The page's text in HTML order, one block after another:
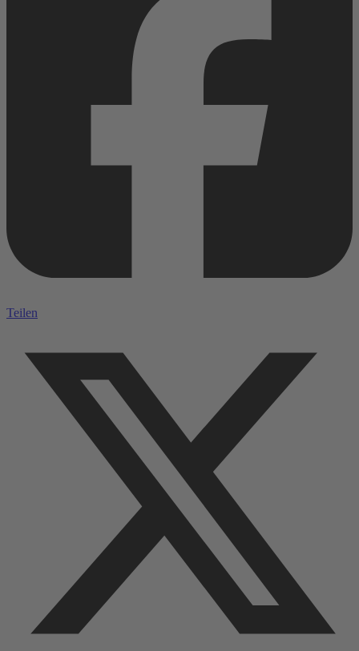
Teilen